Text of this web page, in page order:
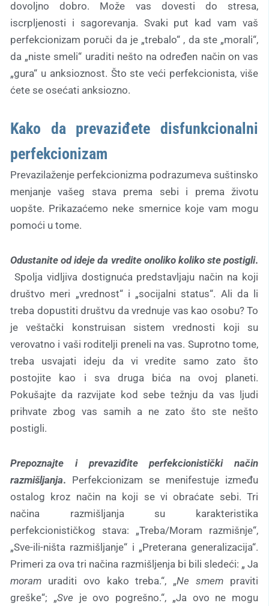
dovoljno dobro. Može vas dovesti do stresa,
iscrpljenosti i sagorevanja. Svaki put kad vam vaš
perfekcionizam poruči da je „trebalo“ , da ste „morali“,
da „niste smeli“ uraditi nešto na određen način on vas
„gura“ u anksioznost. Što ste veći perfekcionista, više
ćete se osećati anksiozno.
Kako da prevaziđete disfunkcionalni
perfekcionizam
Prevazilaženje perfekcionizma podrazumeva suštinsko
menjanje vašeg stava prema sebi i prema životu
uopšte. Prikazaćemo neke smernice koje vam mogu
pomoći u tome.
Odustanite od ideje da vredite onoliko koliko ste postigli.
Spolja vidljiva dostignuća predstavljaju način na koji
društvo meri „vrednost“ i „socijalni status“. Ali da li
treba dopustiti društvu da vrednuje vas kao osobu? To
je veštački konstruisan sistem vrednosti koji su
verovatno i vaši roditelji preneli na vas. Suprotno tome,
treba usvajati ideju da vi vredite samo zato što
postojite kao i sva druga bića na ovoj planeti.
Pokušajte da razvijate kod sebe težnju da vas ljudi
prihvate zbog vas samih a ne zato što ste nešto
postigli.
Prepoznajte i prevaziđite perfekcionistički način
razmišljanja. Perfekcionizam se menifestuje između
ostalog kroz način na koji se vi obraćate sebi. Tri
načina razmišljanja su karakteristika
perfekcionističkog stava: „Treba/Moram razmišnje“,
„Sve-ili-ništa razmišljanje“ i „Preterana generalizacija“.
Primeri za ova tri načina razmišljenja bi bili sledeći: „ Ja
moram uraditi ovo kako treba.“, „Ne smem praviti
greške“; „Sve je ovo pogrešno.“, „Ja ovo ne mogu